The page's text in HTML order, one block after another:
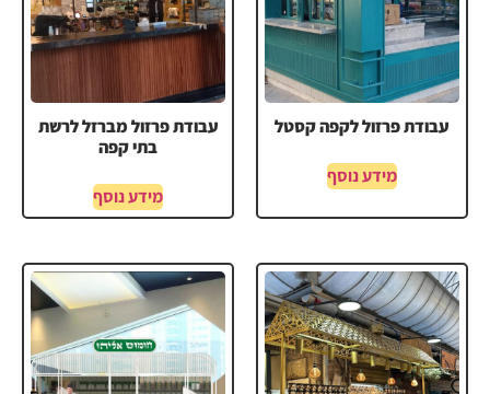
עבודת פרזול לקפה קסטל
מידע נוסף
עבודת פרזול מברזל לרשת
בתי קפה
מידע נוסף